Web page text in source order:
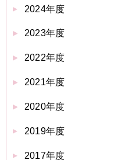
2024年度
2023年度
2022年度
2021年度
2020年度
2019年度
2017年度